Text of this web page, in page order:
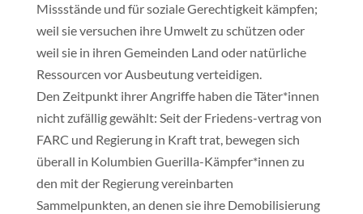
Missstände und für soziale Gerechtigkeit kämpfen;
weil sie versuchen ihre Umwelt zu schützen oder
weil sie in ihren Gemeinden Land oder natürliche
Ressourcen vor Ausbeutung verteidigen.
Den Zeitpunkt ihrer Angriffe haben die Täter*innen
nicht zufällig gewählt: Seit der Friedens-vertrag von
FARC und Regierung in Kraft trat, bewegen sich
überall in Kolumbien Guerilla-Kämpfer*innen zu
den mit der Regierung vereinbarten
Sammelpunkten, an denen sie ihre Demobilisierung